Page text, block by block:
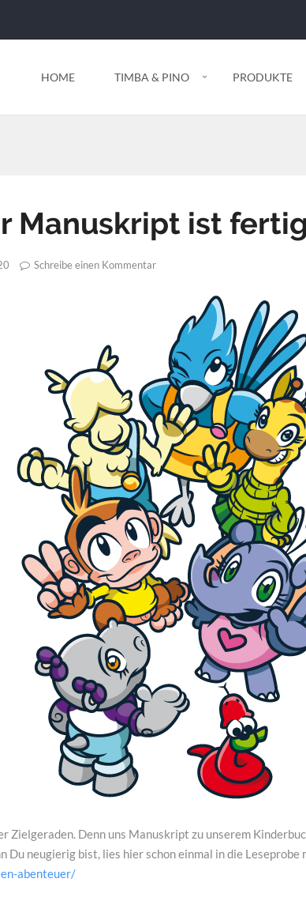
HOME TIMBA & PINO PRODUKTE
Manuskript ist
Schreibe einen Kommentar
Zielgeraden. Denn uns Manuskript zu unserem
Du neugierig bist, lies hier schon einmal in die Leseprobe
abenteuer/